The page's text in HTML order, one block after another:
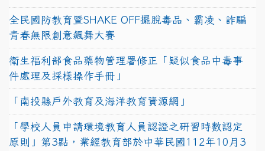
全民國防教育暨SHAKE OFF擺脫毒品、霸凌、詐騙
青春無限創意飆舞大賽
衛生福利部食品藥物管理署修正「疑似食品中毒事
件處理及採樣操作手冊」
「南投縣戶外教育及海洋教育資源網」
「學校人員申請環境教育人員認證之研習時數認定
原則」第3點，業經教育部於中華民國112年10月3